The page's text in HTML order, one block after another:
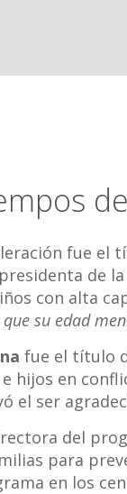
fue el
de
con alta
su edad
fue el título
e hijos en
el ser
del
para
en los